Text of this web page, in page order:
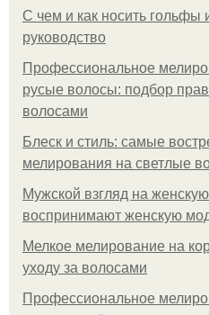
С чем и как носить гольфы
руководство
Профессиональное
русые волосы: подбор
волосами
Блеск и стиль: самые
мелирования на светлые
Мужской взгляд на
воспринимают женскую
Мелкое мелирование на
уходу за волосами
Профессиональное